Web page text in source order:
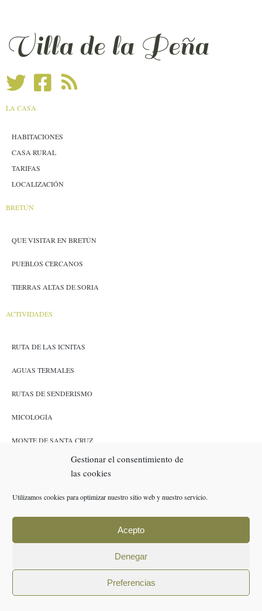
Gestionar el consentimiento de
las cookies
Utilizamos cookies para optimizar nuestro sitio web y nuestro servicio.
Acepto
Denegar
Preferencias
Villa de la Peña
LA CASA
HABITACIONES
CASA RURAL
TARIFAS
LOCALIZACIÓN
BRETÚN
QUE VISITAR EN BRETÚN
PUEBLOS CERCANOS
TIERRAS ALTAS DE SORIA
ACTIVIDADES
RUTA DE LAS ICNITAS
AGUAS TERMALES
RUTAS DE SENDERISMO
MICOLOGÍA
MONTE DE SANTA CRUZ
POLÍTICA DE COOKIES (UE)
AVISO LEGAL
POLÍTICA DE PRIVACIDAD